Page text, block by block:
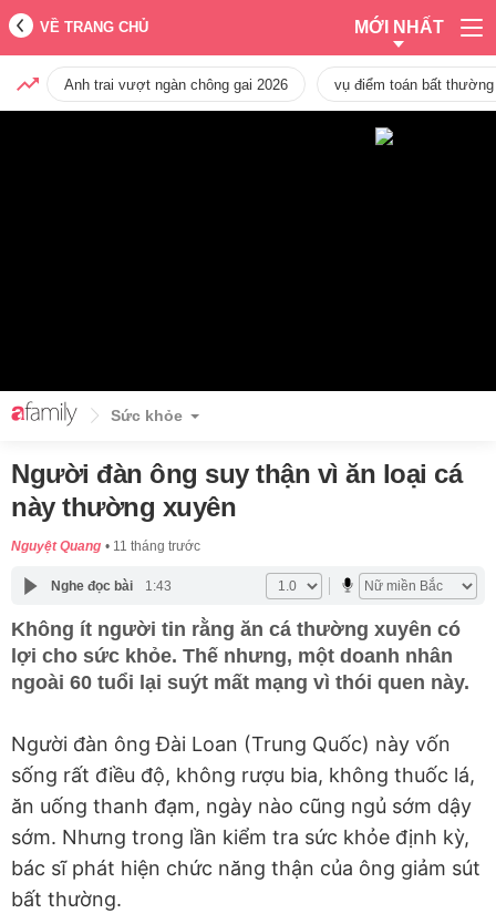
VỀ TRANG CHỦ MỚI NHẤT
Anh trai vượt ngàn chông gai 2026 vụ điểm toán bất
Sức khỏe
Người đàn ông suy thận vì ăn loại cá
này thường xuyên
Nguyệt Quang 11 tháng trước
Nghe đọc bài 1:43
Không ít người tin rằng ăn cá thường xuyên có
lợi cho sức khỏe. Thế nhưng, một doanh nhân
ngoài 60 tuổi lại suýt mất mạng vì thói quen này.
Người đàn ông Đài Loan (Trung Quốc) này vốn
sống rất điều độ, không rượu bia, không thuốc lá,
ăn uống thanh đạm, ngày nào cũng ngủ sớm dậy
sớm. Nhưng trong lần kiểm tra sức khỏe định kỳ,
bác sĩ phát hiện chức năng thận của ông giảm sút
bất thường.